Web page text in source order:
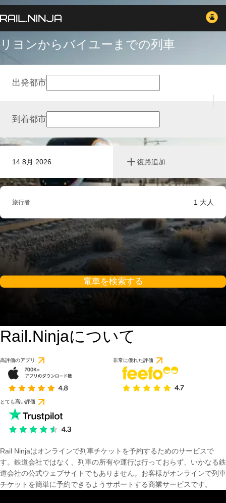
リヨンからバイユーまでの列車
14 8月 2026 復路追加
出発都市
到着都市
旅行者 1 大人
電車を検索する
Rail.Ninjaについて
高評価のアプリ 非常に優れた評価
とても高い評価
Rail Ninjaはオンラインで列車チケットを予約するためのサービスで
す。鉄道会社ではなく、列車の所有や運行は行っておらず、いかなる鉄
道会社の公式ウェブサイトでもありません。お客様がオンラインで列車
チケットを簡単に予約できるようサポートする商業サービスです。